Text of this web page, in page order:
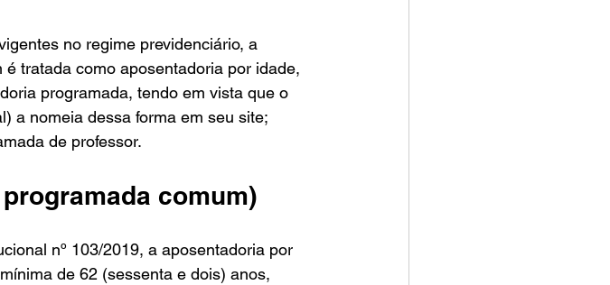
no regime previdenciário, a
tratada como aposentadoria por idade,
programada, tendo em vista que o
a nomeia dessa forma em seu site;
de professor.
comum)
nº 103/2019, a aposentadoria por
de 62 (sessenta e dois) anos,